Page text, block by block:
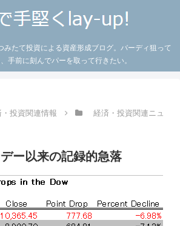
みたて投資による資産形成ブログ。バーディ狙って
手前に刻んでパーを取って行きたい。
・投資関連情報
経済・投資関連ニュ
ー以来の記録的急落